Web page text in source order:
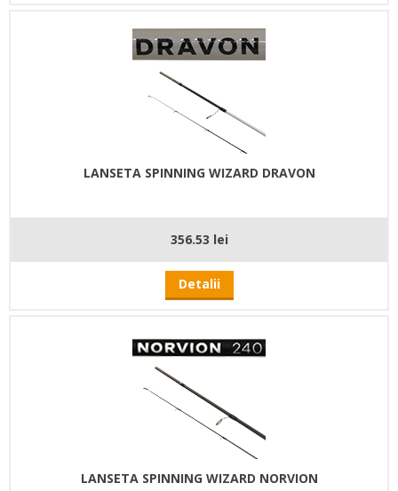
LANSETA SPINNING WIZARD DRAVON
356.53 lei
Detalii
LANSETA SPINNING WIZARD NORVION